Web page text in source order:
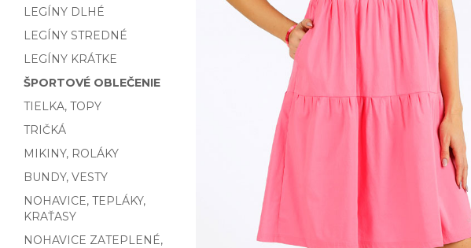
LEGÍNY DLHÉ
LEGÍNY STREDNÉ
LEGÍNY KRÁTKE
ŠPORTOVÉ OBLEČENIE
TIELKA, TOPY
TRIČKÁ
MIKINY, ROLÁKY
BUNDY, VESTY
NOHAVICE, TEPLÁKY,
KRAŤASY
NOHAVICE ZATEPLENÉ,